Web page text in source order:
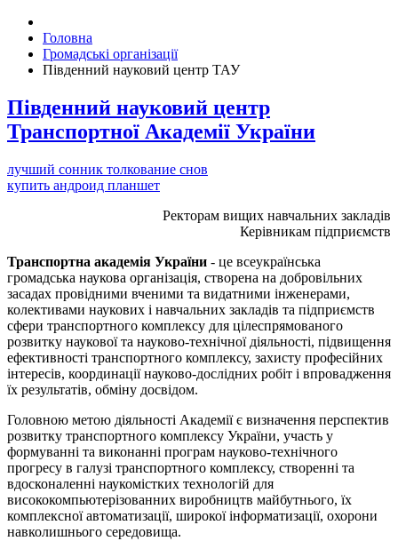
Головна
Громадські організації
Південний науковий центр ТАУ
Південний науковий центр
Транспортної Академії України
лучший сонник толкование снов
купить андроид планшет
Ректорам вищих навчальних закладів
Керівникам підприємств
Транспортна академія України - це всеукраїнська
громадська наукова організація, створена на добровільних
засадах провідними вченими та видатними інженерами,
колективами наукових і навчальних закладів та підприємств
сфери транспортного комплексу для цілеспрямованого
розвитку наукової та науково-технічної діяльності, підвищення
ефективності транспортного комплексу, захисту професійних
інтересів, координації науково-дослідних робіт і впровадження
їх результатів, обміну досвідом.
Головною метою діяльності Академії є визначення перспектив
розвитку транспортного комплексу України, участь у
формуванні та виконанні програм науково-технічного
прогресу в галузі транспортного комплексу, створенні та
вдосконаленні наукомістких технологій для
висококомпьютерізованних виробництв майбутнього, їх
комплексної автоматизації, широкої інформатизації, охорони
навколишнього середовища.